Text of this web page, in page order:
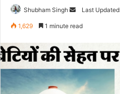
Shubham Singh
Send
Last
1,629 1 minute read